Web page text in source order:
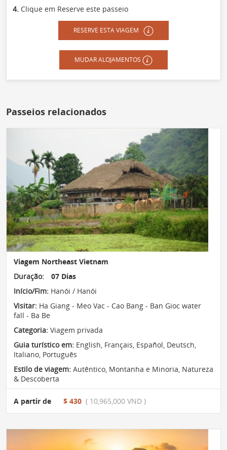
4. Clique em Reserve este passeio
RESERVE ESTA VIAGEM
MUDAR ALOJAMENTOS
Passeios relacionados
Viagem Northeast Vietnam
Duração:
07 Dias
Início/Fim: Hanói / Hanói
Visitar: Ha Giang - Meo Vac - Cao Bang - Ban Gioc water
fall - Ba Be
Categoria: Viagem privada
Guia turístico em: English, Français, Español, Deutsch,
Italiano, Português
Estilo de viagem: Autêntico, Montanha e Minoria, Natureza
& Descoberta
A partir de $ 430 ( 10,965,000 VND )